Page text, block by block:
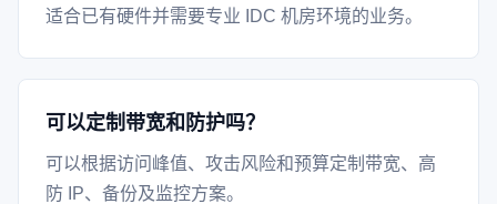
适合已有硬件并需要专业 IDC 机房环境的业务。
可以定制带宽和防护吗？
可以根据访问峰值、攻击风险和预算定制带宽、高
防 IP、备份及监控方案。